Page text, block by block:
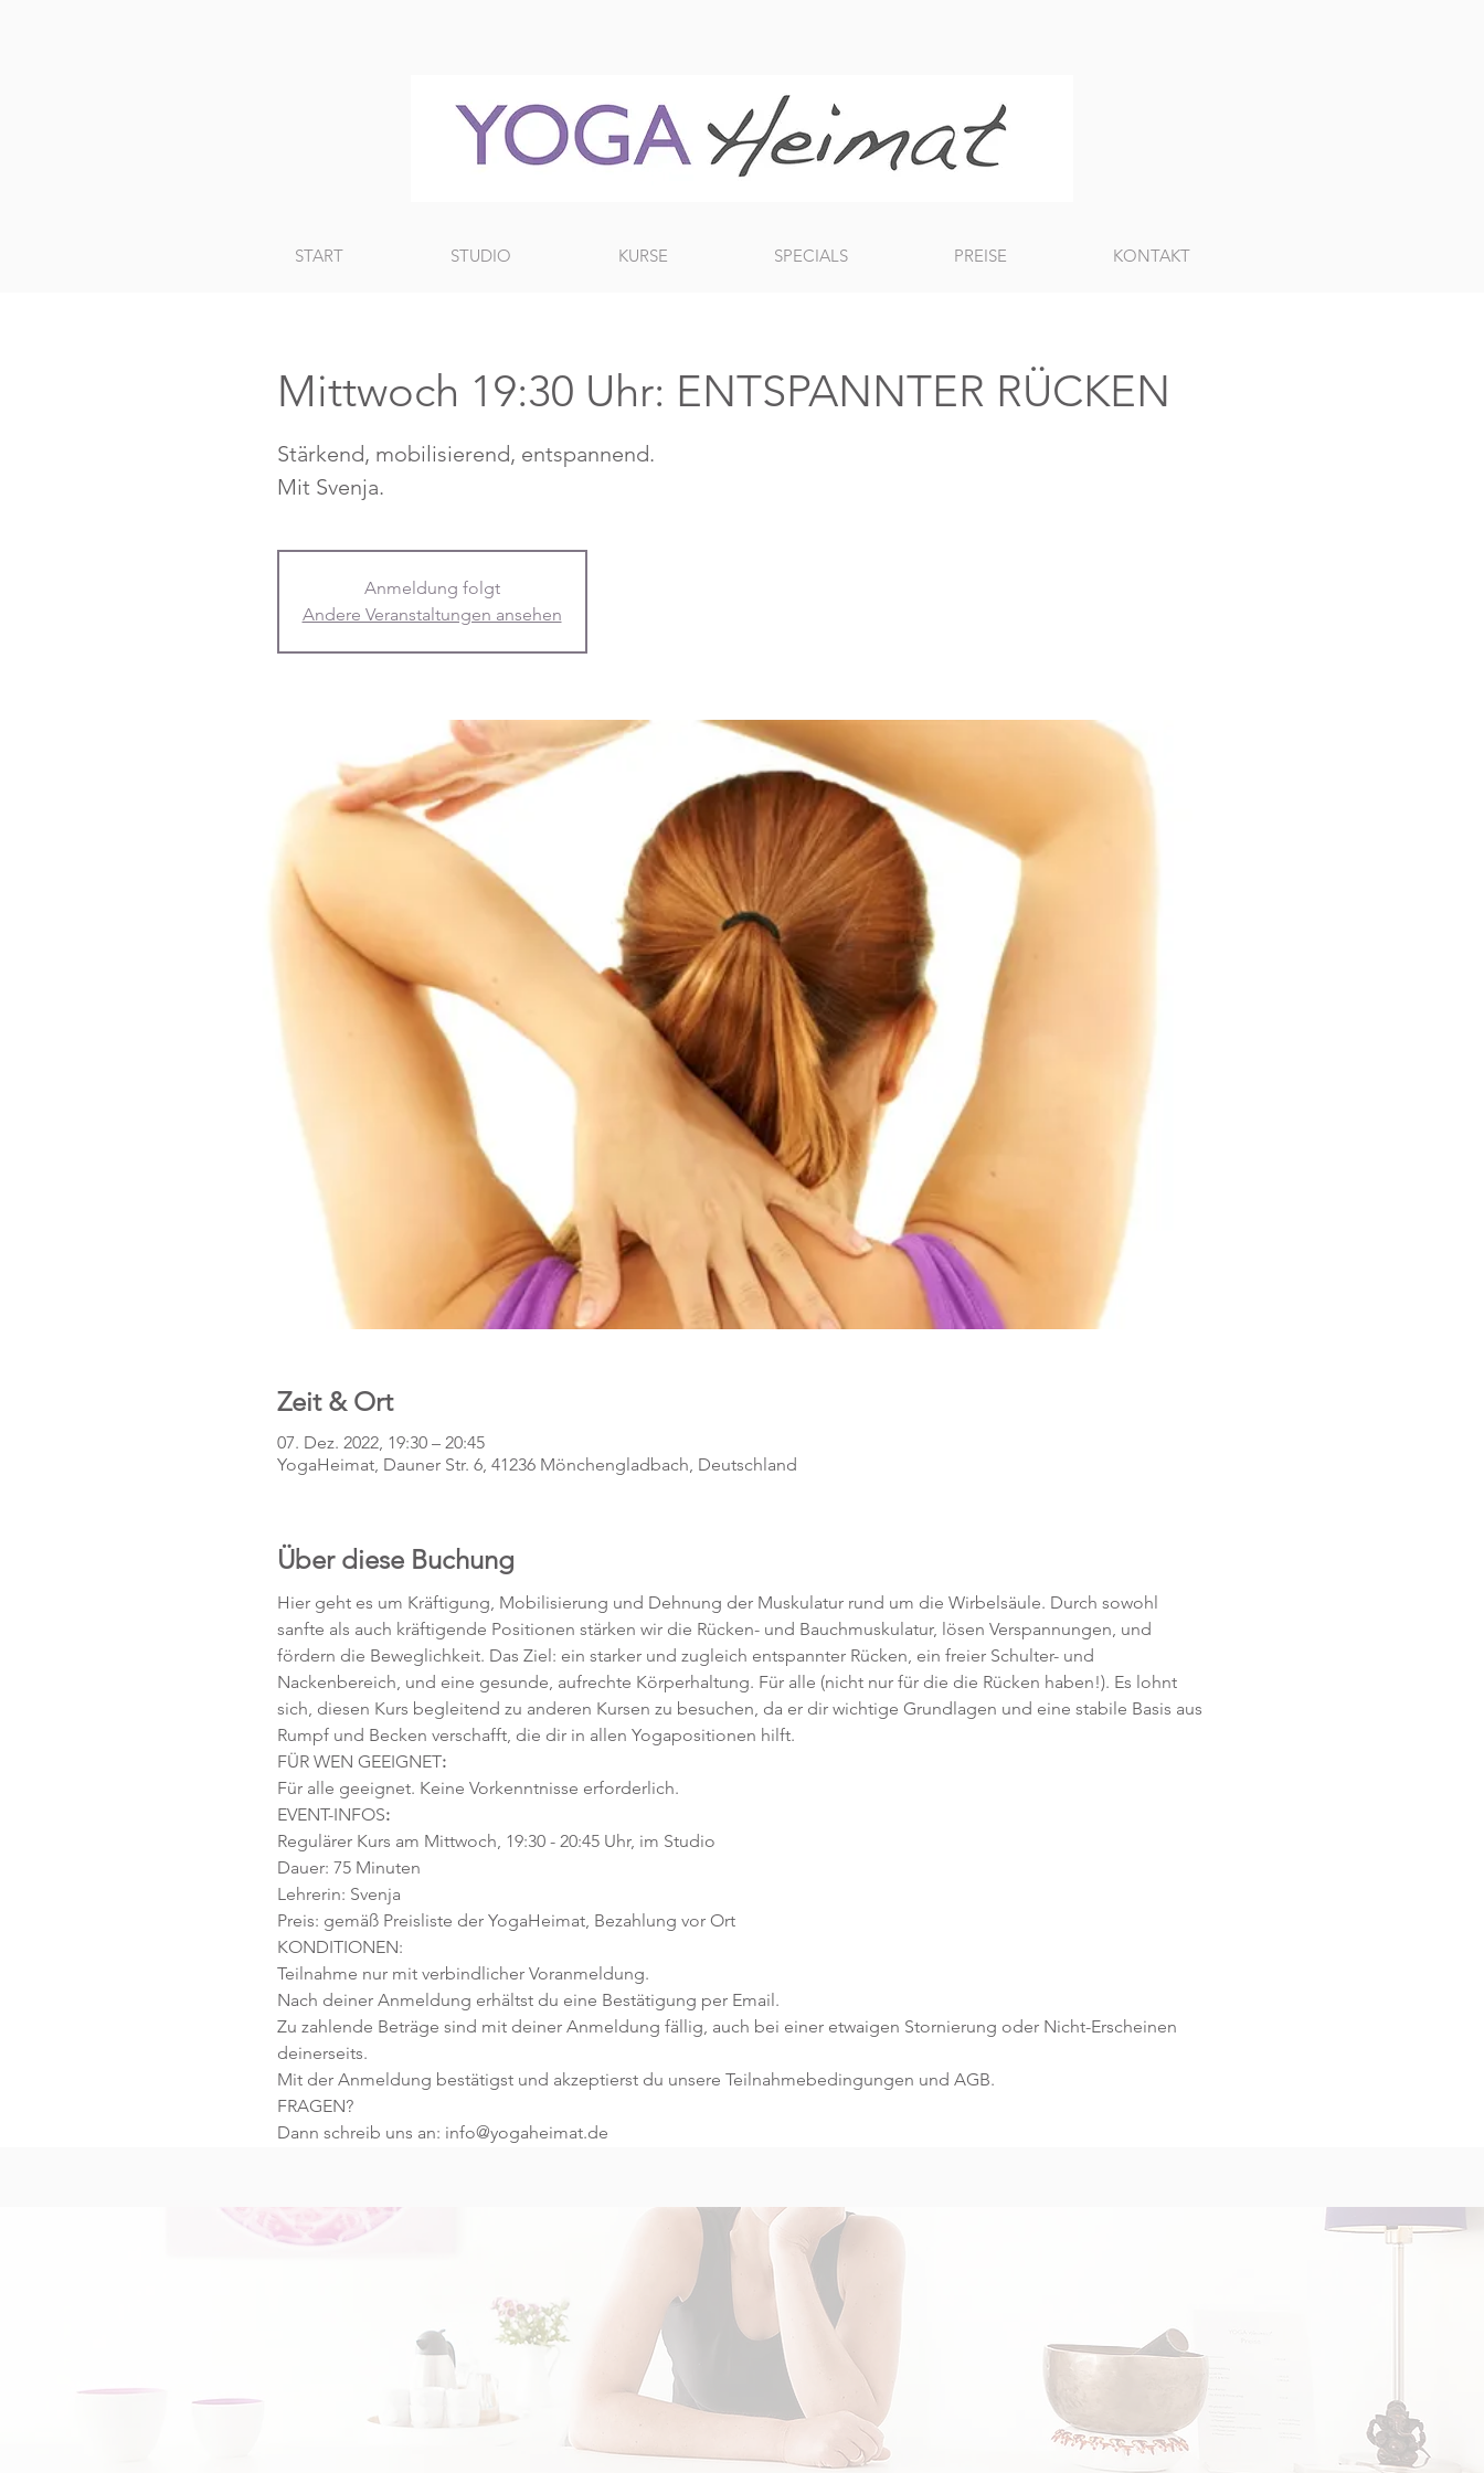
START STUDIO KURSE SPECIALS PREISE KONTAKT
Mittwoch 19:30 Uhr: ENTSPANNTER RÜCKEN
Stärkend, mobilisierend, entspannend.
Mit Svenja.
Anmeldung folgt
Andere Veranstaltungen ansehen
Zeit & Ort
07. Dez. 2022, 19:30 – 20:45
YogaHeimat, Dauner Str. 6, 41236 Mönchengladbach, Deutschland
Über diese Buchung
Hier geht es um Kräftigung, Mobilisierung und Dehnung der Muskulatur rund um die Wirbelsäule. Durch sowohl
sanfte als auch kräftigende Positionen stärken wir die Rücken- und Bauchmuskulatur, lösen Verspannungen, und
fördern die Beweglichkeit. Das Ziel: ein starker und zugleich entspannter Rücken, ein freier Schulter- und
Nackenbereich, und eine gesunde, aufrechte Körperhaltung. Für alle (nicht nur für die die Rücken haben!). Es lohnt
sich, diesen Kurs begleitend zu anderen Kursen zu besuchen, da er dir wichtige Grundlagen und eine stabile Basis aus
Rumpf und Becken verschafft, die dir in allen Yogapositionen hilft.
FÜR WEN GEEIGNET:
Für alle geeignet. Keine Vorkenntnisse erforderlich.
EVENT-INFOS:
Regulärer Kurs am Mittwoch, 19:30 - 20:45 Uhr, im Studio
Dauer: 75 Minuten
Lehrerin: Svenja
Preis: gemäß Preisliste der YogaHeimat, Bezahlung vor Ort
KONDITIONEN:
Teilnahme nur mit verbindlicher Voranmeldung.
Nach deiner Anmeldung erhältst du eine Bestätigung per Email.
Zu zahlende Beträge sind mit deiner Anmeldung fällig, auch bei einer etwaigen Stornierung oder Nicht-Erscheinen
deinerseits.
Mit der Anmeldung bestätigst und akzeptierst du unsere Teilnahmebedingungen und AGB.
FRAGEN?
Dann schreib uns an: info@yogaheimat.de